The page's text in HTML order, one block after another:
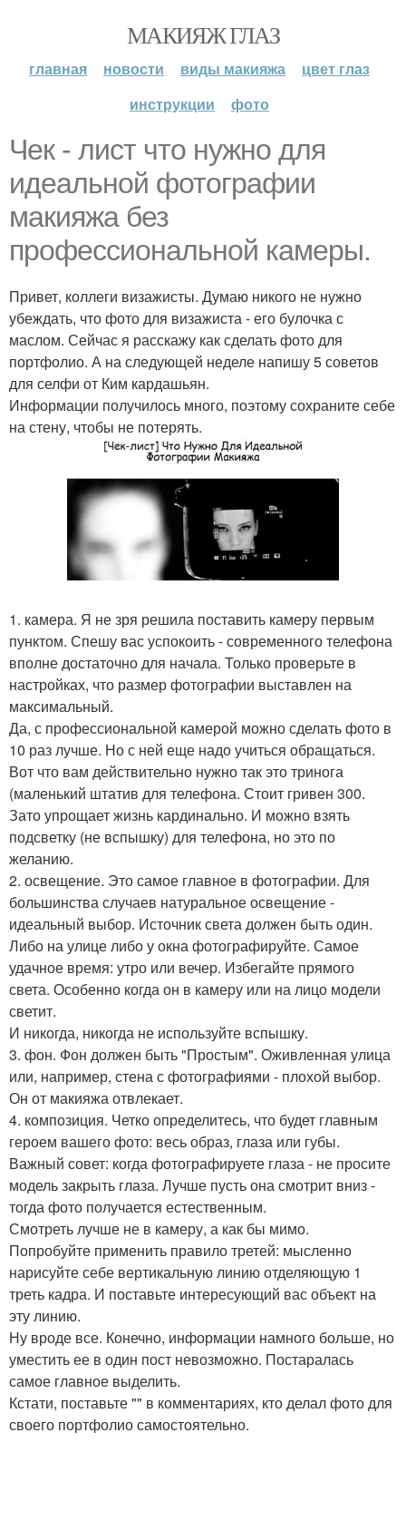
МАКИЯЖ ГЛАЗ
главная новости виды макияжа
цвет глаз
инструкции
фото
Чек - лист что нужно для
идеальной фотографии
макияжа без
профессиональной камеры.
Привет, коллеги визажисты. Думаю никого не нужно
убеждать, что фото для визажиста - его булочка с
маслом. Сейчас я расскажу как сделать фото для
портфолио. А на следующей неделе напишу 5 советов
для селфи от Ким кардашьян.
Информации получилось много, поэтому сохраните себе
на стену, чтобы не потерять.
1. камера. Я не зря решила поставить камеру первым
пунктом. Спешу вас успокоить - современного телефона
вполне достаточно для начала. Только проверьте в
настройках, что размер фотографии выставлен на
максимальный.
Да, с профессиональной камерой можно сделать фото в
10 раз лучше. Но с ней еще надо учиться обращаться.
Вот что вам действительно нужно так это тринога
(маленький штатив для телефона. Стоит гривен 300.
Зато упрощает жизнь кардинально. И можно взять
подсветку (не вспышку) для телефона, но это по
желанию.
2. освещение. Это самое главное в фотографии. Для
большинства случаев натуральное освещение -
идеальный выбор. Источник света должен быть один.
Либо на улице либо у окна фотографируйте. Самое
удачное время: утро или вечер. Избегайте прямого
света. Особенно когда он в камеру или на лицо модели
светит.
И никогда, никогда не используйте вспышку.
3. фон. Фон должен быть "Простым". Оживленная улица
или, например, стена с фотографиями - плохой выбор.
Он от макияжа отвлекает.
4. композиция. Четко определитесь, что будет главным
героем вашего фото: весь образ, глаза или губы.
Важный совет: когда фотографируете глаза - не просите
модель закрыть глаза. Лучше пусть она смотрит вниз -
тогда фото получается естественным.
Смотреть лучше не в камеру, а как бы мимо.
Попробуйте применить правило третей: мысленно
нарисуйте себе вертикальную линию отделяющую 1
треть кадра. И поставьте интересующий вас объект на
эту линию.
Ну вроде все. Конечно, информации намного больше, но
уместить ее в один пост невозможно. Постаралась
самое главное выделить.
Кстати, поставьте "" в комментариях, кто делал фото для
своего портфолио самостоятельно.